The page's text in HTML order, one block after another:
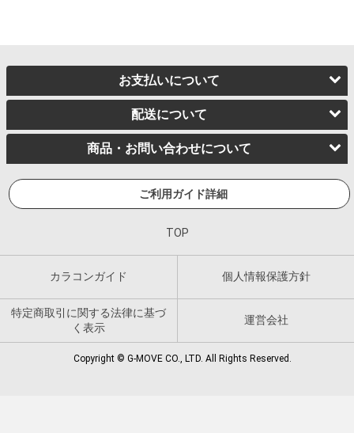
お支払いについて
配送について
商品・お問い合わせについて
ご利用ガイド詳細
TOP
カラコンガイド 個人情報保護方針
特定商取引に関する法律に基づ
く表示
運営会社
Copyright © G-MOVE CO., LTD. All Rights Reserved.